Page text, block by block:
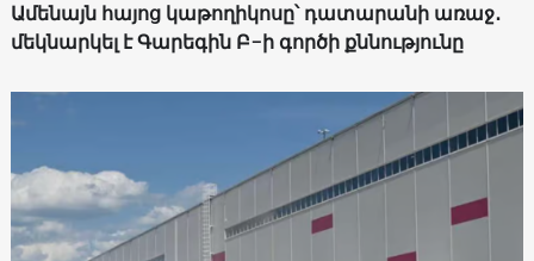
Ամենայն հայոց կաթողիկոսը՝ դատարանի առաջ․
մեկնարկել է Գարեգին Բ-ի գործի քննությունը